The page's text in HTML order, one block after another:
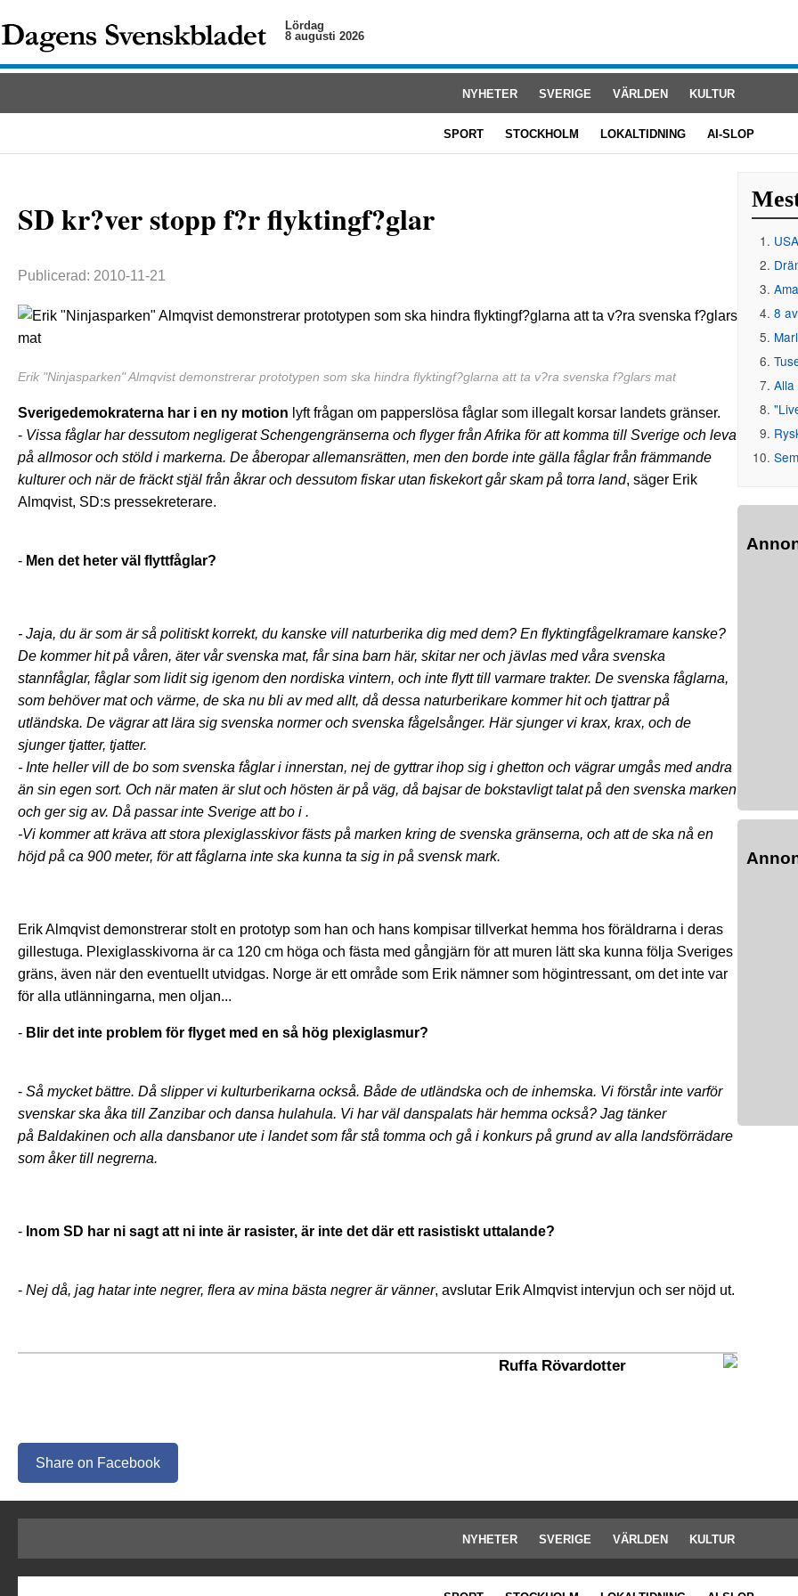
Lördag
8 augusti 2026
NYHETER SVERIGE VÄRLDEN KULTUR
SPORT STOCKHOLM LOKALTIDNING AI-SLOP
SD kr?ver stopp f?r flyktingf?glar
Publicerad: 2010-11-21
Erik "Ninjasparken" Almqvist demonstrerar prototypen som ska hindra flyktingf?glarna att ta v?ra svenska f?glars mat
Sverigedemokraterna har i en ny motion lyft frågan om papperslösa fåglar som illegalt korsar landets gränser.
- Vissa fåglar har dessutom negligerat Schengengränserna och flyger från Afrika för att komma till Sverige och leva
på allmosor och stöld i markerna. De åberopar allemansrätten, men den borde inte gälla fåglar från främmande
kulturer och när de fräckt stjäl från åkrar och dessutom fiskar utan fiskekort går skam på torra land, säger Erik
Almqvist, SD:s pressekreterare.
- Men det heter väl flyttfåglar?
- Jaja, du är som är så politiskt korrekt, du kanske vill naturberika dig med dem? En flyktingfågelkramare kanske?
De kommer hit på våren, äter vår svenska mat, får sina barn här, skitar ner och jävlas med våra svenska
stannfåglar, fåglar som lidit sig igenom den nordiska vintern, och inte flytt till varmare trakter. De svenska fåglarna,
som behöver mat och värme, de ska nu bli av med allt, då dessa naturberikare kommer hit och tjattrar på
utländska. De vägrar att lära sig svenska normer och svenska fågelsånger. Här sjunger vi krax, krax, och de
sjunger tjatter, tjatter.
- Inte heller vill de bo som svenska fåglar i innerstan, nej de gyttrar ihop sig i ghetton och vägrar umgås med andra
än sin egen sort. Och när maten är slut och hösten är på väg, då bajsar de bokstavligt talat på den svenska marken
och ger sig av. Då passar inte Sverige att bo i .
-Vi kommer att kräva att stora plexiglasskivor fästs på marken kring de svenska gränserna, och att de ska nå en
höjd på ca 900 meter, för att fåglarna inte ska kunna ta sig in på svensk mark.
Erik Almqvist demonstrerar stolt en prototyp som han och hans kompisar tillverkat hemma hos föräldrarna i deras
gillestuga. Plexiglasskivorna är ca 120 cm höga och fästa med gångjärn för att muren lätt ska kunna följa Sveriges
gräns, även när den eventuellt utvidgas. Norge är ett område som Erik nämner som högintressant, om det inte var
för alla utlänningarna, men oljan...
- Blir det inte problem för flyget med en så hög plexiglasmur?
- Så mycket bättre. Då slipper vi kulturberikarna också. Både de utländska och de inhemska. Vi förstår inte varför
svenskar ska åka till Zanzibar och dansa hulahula. Vi har väl danspalats här hemma också? Jag tänker
på Baldakinen och alla dansbanor ute i landet som får stå tomma och gå i konkurs på grund av alla landsförrädare
som åker till negrerna.
- Inom SD har ni sagt att ni inte är rasister, är inte det där ett rasistiskt uttalande?
- Nej då, jag hatar inte negrer, flera av mina bästa negrer är vänner, avslutar Erik Almqvist intervjun och ser nöjd ut.
Ruffa Rövardotter
Share on Facebook
8
NYHETER SVERIGE VÄRLDEN KULTUR